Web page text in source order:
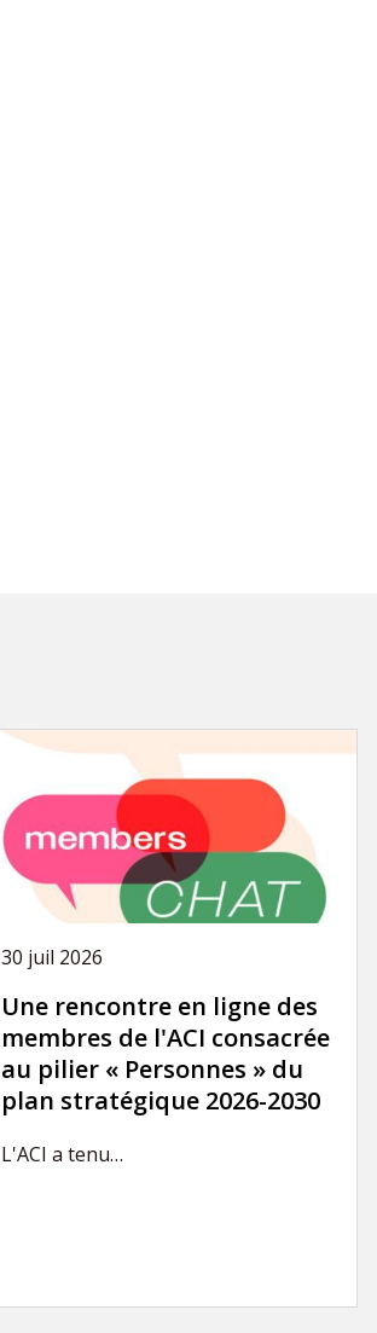
30 juil 2026
Une rencontre en ligne des
membres de l'ACI consacrée
au pilier « Personnes » du
plan stratégique 2026-2030
L'ACI a tenu…